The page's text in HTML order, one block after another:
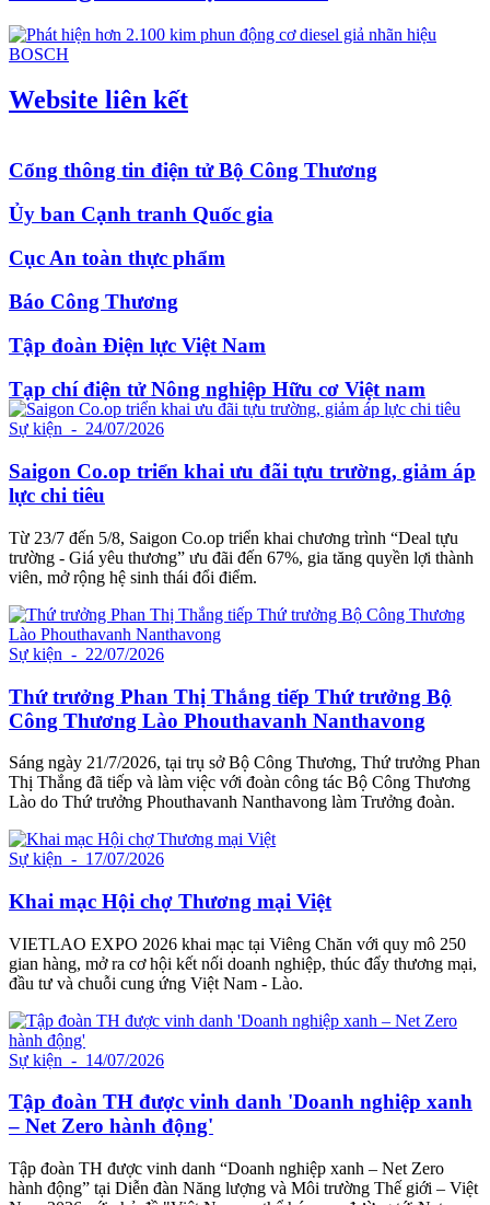
Website liên kết
Cổng thông tin điện tử Bộ Công Thương
Ủy ban Cạnh tranh Quốc gia
Cục An toàn thực phẩm
Báo Công Thương
Tập đoàn Điện lực Việt Nam
Tạp chí điện tử Nông nghiệp Hữu cơ Việt nam
Sự kiện - 24/07/2026
Saigon Co.op triển khai ưu đãi tựu trường, giảm áp
lực chi tiêu
Từ 23/7 đến 5/8, Saigon Co.op triển khai chương trình “Deal tựu
trường - Giá yêu thương” ưu đãi đến 67%, gia tăng quyền lợi thành
viên, mở rộng hệ sinh thái đổi điểm.
Sự kiện - 22/07/2026
Thứ trưởng Phan Thị Thắng tiếp Thứ trưởng Bộ
Công Thương Lào Phouthavanh Nanthavong
Sáng ngày 21/7/2026, tại trụ sở Bộ Công Thương, Thứ trưởng Phan
Thị Thắng đã tiếp và làm việc với đoàn công tác Bộ Công Thương
Lào do Thứ trưởng Phouthavanh Nanthavong làm Trưởng đoàn.
Sự kiện - 17/07/2026
Khai mạc Hội chợ Thương mại Việt
VIETLAO EXPO 2026 khai mạc tại Viêng Chăn với quy mô 250
gian hàng, mở ra cơ hội kết nối doanh nghiệp, thúc đẩy thương mại,
đầu tư và chuỗi cung ứng Việt Nam - Lào.
Sự kiện - 14/07/2026
Tập đoàn TH được vinh danh 'Doanh nghiệp xanh
– Net Zero hành động'
Tập đoàn TH được vinh danh “Doanh nghiệp xanh – Net Zero
hành động” tại Diễn đàn Năng lượng và Môi trường Thế giới – Việt